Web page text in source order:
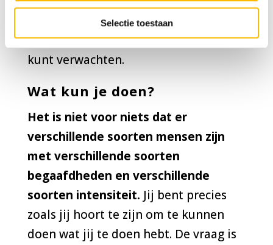
Selectie toestaan
ziet, niet vanzelfsprekend is en dat je
dit ook niet automatisch van de ander
kunt verwachten.
Wat kun je doen?
Het is niet voor niets dat er
verschillende soorten mensen zijn
met verschillende soorten
begaafdheden en verschillende
soorten intensiteit. Jij bent precies
zoals jij hoort te zijn om te kunnen
doen wat jij te doen hebt. De vraag is